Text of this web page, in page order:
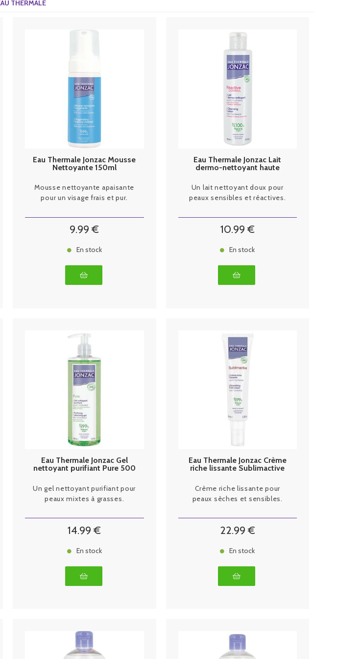
THERMALE
Eau Thermale Jonzac Mousse
Nettoyante 150ml
Mousse nettoyante apaisante
pour un visage frais et pur.
9.99 €
En stock
Eau Thermale Jonzac Lait
dermo-nettoyant haute
Un lait nettoyant doux pour
peaux sensibles et réactives.
10.99 €
En stock
Eau Thermale Jonzac Gel
nettoyant purifiant Pure 500
Un gel nettoyant purifiant pour
peaux mixtes à grasses.
14.99 €
En stock
Eau Thermale Jonzac Crème
riche lissante Sublimactive
Crème riche lissante pour
peaux sèches et sensibles.
22.99 €
En stock